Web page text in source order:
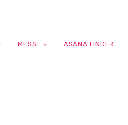
MESSE ASANA FINDER